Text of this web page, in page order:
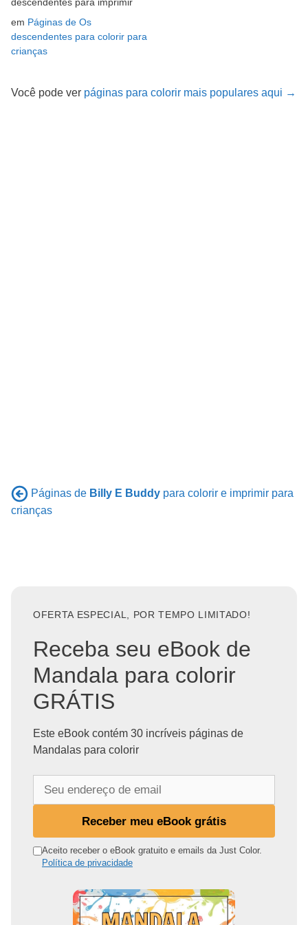
em Páginas de Os
descendentes para colorir para
crianças
Você pode ver páginas para colorir mais populares aqui →
Páginas de Billy E Buddy para colorir e imprimir para
crianças
OFERTA ESPECIAL, POR TEMPO LIMITADO!
Receba seu eBook de
Mandala para colorir
GRÁTIS
Este eBook contém 30 incríveis páginas de
Mandalas para colorir
n
Receber meu eBook grátis
Aceito receber o eBook gratuito e emails da Just Color.
Política de privacidade